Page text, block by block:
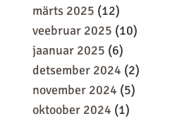
märts 2025 (12)
veebruar 2025 (10)
jaanuar 2025 (6)
detsember 2024 (2)
november 2024 (5)
oktoober 2024 (1)